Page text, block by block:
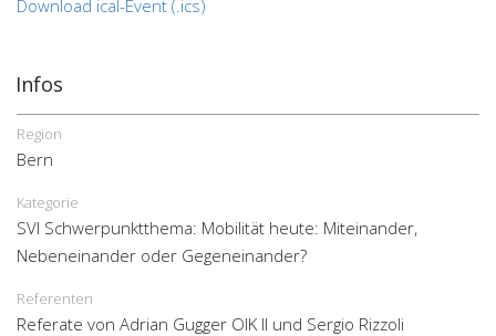
Download ical-Event (.ics)
Infos
Region
Bern
Kategorie
SVI Schwerpunktthema: Mobilität heute: Miteinander,
Nebeneinander oder Gegeneinander?
Referenten
Referate von Adrian Gugger OIK II und Sergio Rizzoli